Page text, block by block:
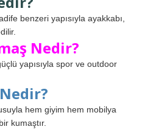
benzeri yapısıyla ayakkabı,
Nedir?
yapısıyla spor ve outdoor
hem giyim hem mobilya
kumaştır.